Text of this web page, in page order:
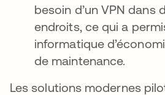
besoin d’un VPN dans
endroits, ce qui a
informatique
de maintenance.
Les solutions modernes